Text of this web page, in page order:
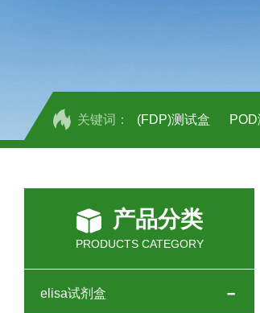
关键词： (FDP)测试盒
人全式钴氨素
人鞘脂(SPH)elisa试
人抗卵巢抗体(Anti-
产品分类
PRODUCTS CATEGORY
elisa试剂盒